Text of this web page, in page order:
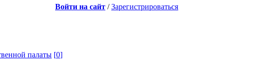
Войти на сайт /Зарегистрироваться
палаты [0]